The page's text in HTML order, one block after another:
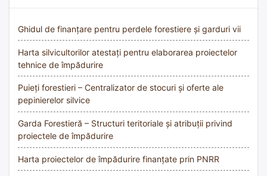
Ghidul de finanțare pentru perdele forestiere și garduri vii
Harta silvicultorilor atestați pentru elaborarea proiectelor
tehnice de împădurire
Puieți forestieri – Centralizator de stocuri și oferte ale
pepinierelor silvice
Garda Forestieră – Structuri teritoriale și atribuții privind
proiectele de împădurire
Harta proiectelor de împădurire finanțate prin PNRR